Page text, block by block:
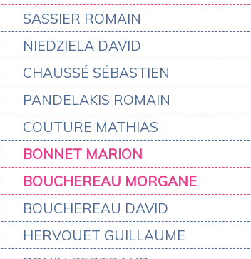
SASSIER ROMAIN
NIEDZIELA DAVID
CHAUSSÉ SÉBASTIEN
PANDELAKIS ROMAIN
COUTURE MATHIAS
BONNET MARION
BOUCHEREAU MORGANE
BOUCHEREAU DAVID
HERVOUET GUILLAUME